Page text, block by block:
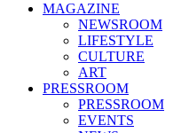
MAGAZINE
NEWSROOM
LIFESTYLE
CULTURE
ART
PRESSROOM
PRESSROOM
EVENTS